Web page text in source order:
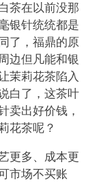
茶在以前没那
银针统统都是
了，福鼎的原
边但凡能和银
茉莉花茶陷入
白了，这茶叶
卖出好价钱，
花茶呢？
更多、成本更
市场不买账